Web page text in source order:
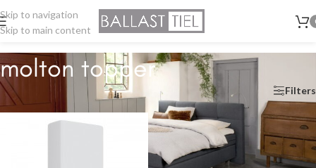
Skip to navigation
Skip to main content
molton topper
Home molton topper Filters